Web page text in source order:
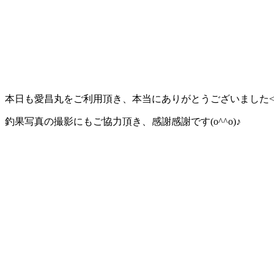
本日も愛昌丸をご利用頂き、本当にありがとうございました
釣果写真の撮影にもご協力頂き、感謝感謝です(o^^o)♪